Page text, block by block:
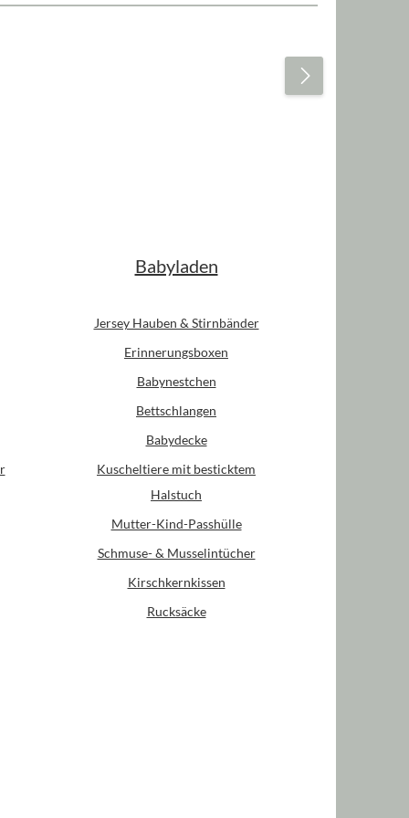
Babyladen
Jersey Hauben & Stirnbänder
Erinnerungsboxen
Babynestchen
Bettschlangen
Babydecke
Kuscheltiere mit besticktem
Halstuch
Mutter-Kind-Passhülle
Schmuse- & Musselintücher
Kirschkernkissen
Rucksäcke